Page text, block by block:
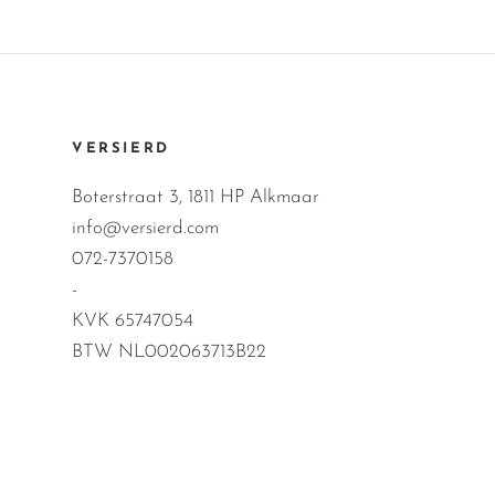
VERSIERD
Boterstraat 3, 1811 HP Alkmaar
info@versierd.com
072-7370158
-
KVK 65747054
BTW NL002063713B22